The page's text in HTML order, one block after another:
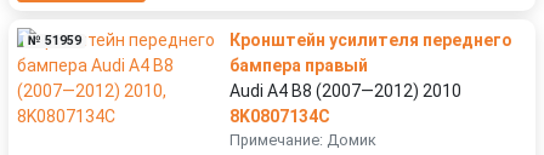
№ 51959
Кронштейн усилителя переднего
бампера правый
Audi A4 B8 (2007—2012) 2010
8K0807134C
Примечание: Домик